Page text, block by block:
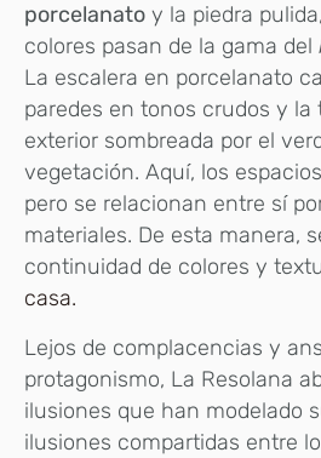
porcelanato y la piedra
colores pasan de la gama del
La escalera en porcelanato
paredes en tonos crudos y la
exterior sombreada por el
vegetación. Aquí, los
pero se relacionan entre sí
materiales. De esta manera,
continuidad de colores y
casa.
Lejos de complacencias y
protagonismo, La Resolana
ilusiones que han modelado
ilusiones compartidas entre